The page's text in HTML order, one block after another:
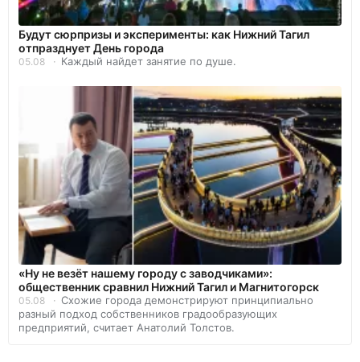
Будут сюрпризы и эксперименты: как Нижний Тагил
отпразднует День города
05.08 Каждый найдет занятие по душе.
«Ну не везёт нашему городу с заводчиками»:
общественник сравнил Нижний Тагил и Магнитогорск
05.08
Схожие города демонстрируют принципиально
разный подход собственников градообразующих
предприятий, считает Анатолий Толстов.